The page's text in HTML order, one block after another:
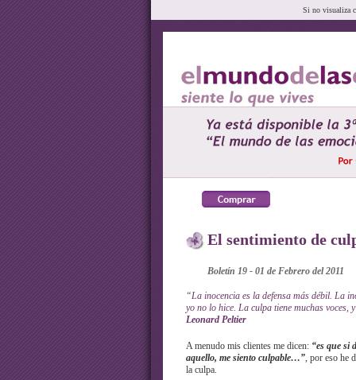
Si no visualiza
El sentimiento de
Boletín 19 - 01 de Febrero del 2011
“La inocencia es la defensa más débil. La
yo no lo hice. La culpa tiene muchas voces,
Leonard Peltier
A menudo mis clientes me dicen: “es que si
aquello, me siento culpable…”, por eso he
la culpa.